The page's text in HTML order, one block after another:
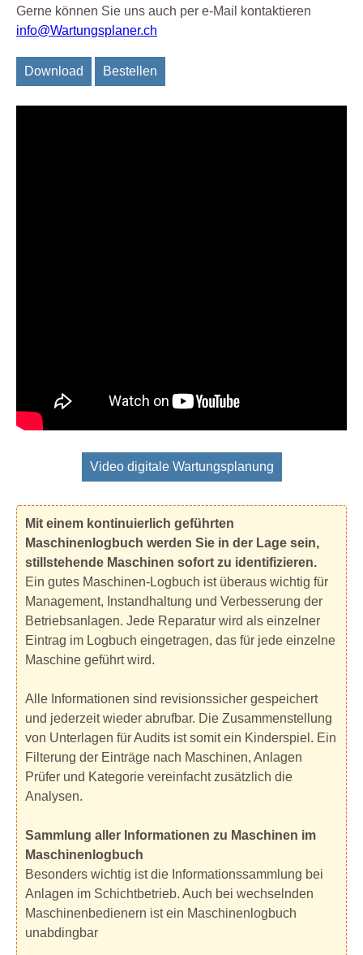
Gerne können Sie uns auch per e-Mail kontaktieren
info@Wartungsplaner.ch
Download Bestellen
Video digitale Wartungsplanung
Mit einem kontinuierlich geführten
Maschinenlogbuch werden Sie in der Lage sein,
stillstehende Maschinen sofort zu identifizieren.
Ein gutes Maschinen-Logbuch ist überaus wichtig für
Management, Instandhaltung und Verbesserung der
Betriebsanlagen. Jede Reparatur wird als einzelner
Eintrag im Logbuch eingetragen, das für jede einzelne
Maschine geführt wird.
Alle Informationen sind revisionssicher gespeichert
und jederzeit wieder abrufbar. Die Zusammenstellung
von Unterlagen für Audits ist somit ein Kinderspiel. Ein
Filterung der Einträge nach Maschinen, Anlagen
Prüfer und Kategorie vereinfacht zusätzlich die
Analysen.
Sammlung aller Informationen zu Maschinen im
Maschinenlogbuch
Besonders wichtig ist die Informationssammlung bei
Anlagen im Schichtbetrieb. Auch bei wechselnden
Maschinenbedienern ist ein Maschinenlogbuch
unabdingbar